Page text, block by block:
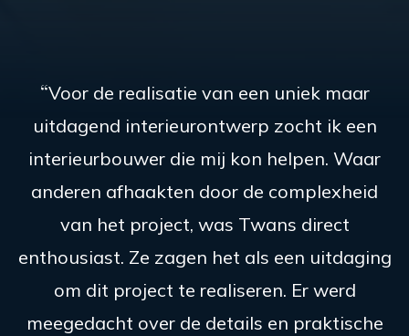
Voor de realisatie van een uniek maar
uitdagend interieurontwerp zocht ik een
interieurbouwer die mij kon helpen. Waar
anderen afhaakten door de complexheid
van het project, was Twans direct
enthousiast. Ze zagen het als een uitdaging
om dit project te realiseren. Er werd
meegedacht over de details en praktische